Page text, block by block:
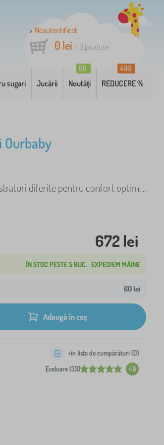
Neautentificat
0 lei / 0 produse
sugari Jucării Noutăți
98
REDUCERE %
406
Ourbaby
diferite pentru confort optim. ..
672 lei
ÎN STOC PESTE 5 BUC. EXPEDIEM MÂINE
60 lei
Adaugă în coș
Evaluare (33) 4.6
+în lista de cumpărături (0)